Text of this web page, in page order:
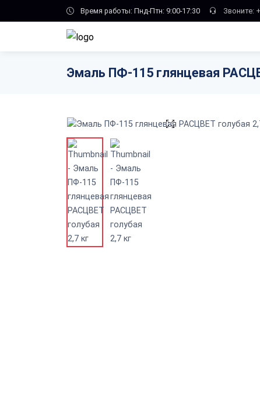
Skip to main contentВремя работы: Пнд-Птн: 9:00-17:30 Звоните:
Эмаль ПФ-115 глянцевая